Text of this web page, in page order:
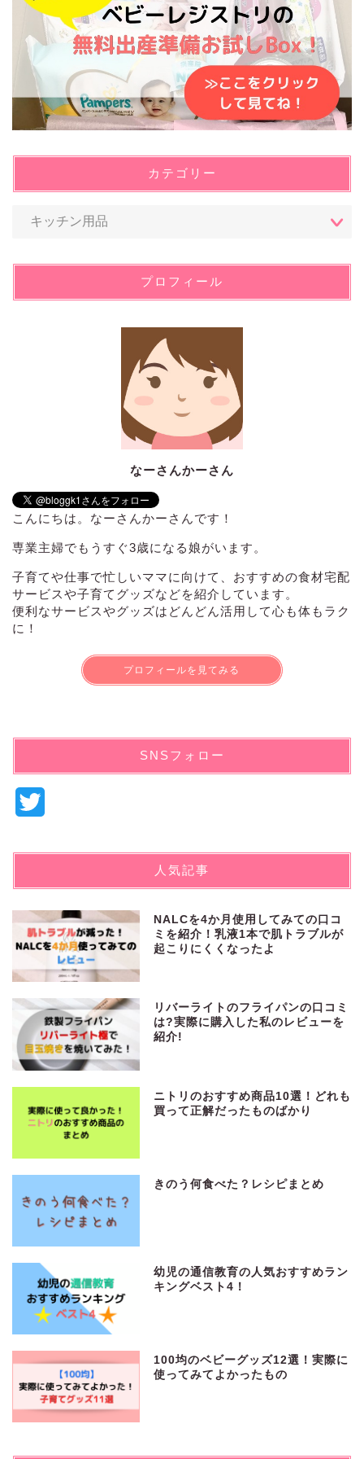
カテゴリー
プロフィール
なーさんかーさん
こんにちは。なーさんかーさんです！
専業主婦でもうすぐ3歳になる娘がいます。
子育てや仕事で忙しいママに向けて、おすすめの食材宅配
サービスや子育てグッズなどを紹介しています。
便利なサービスやグッズはどんどん活用して心も体もラク
に！
プロフィールを見てみる
SNSフォロー
t
t
e
人気記事
NALCを4か月使用してみての口コ
ミを紹介！乳液1本で肌トラブルが
起こりにくくなったよ
リバーライトのフライパンの口コミ
は?実際に購入した私のレビューを
紹介!
ニトリのおすすめ商品10選！どれも
買って正解だったものばかり
きのう何食べた？レシピまとめ
幼児の通信教育の人気おすすめラン
キングベスト4！
100均のベビーグッズ12選！実際に
使ってみてよかったもの